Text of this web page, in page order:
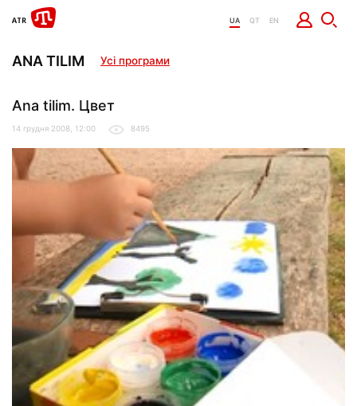
UA QT EN
ANA TILIM Усі програми
Ana tilim. Цвет
14 грудня 2008, 12:00 8495